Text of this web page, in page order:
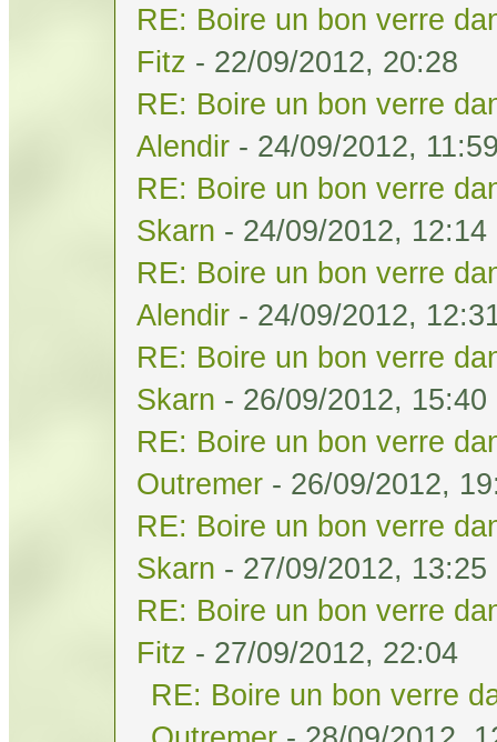
RE: Boire un bon verre
Fitz - 22/09/2012, 20:28
RE: Boire un bon verre
Alendir - 24/09/2012,
RE: Boire un bon verre
Skarn - 24/09/2012, 12:14
RE: Boire un bon verre
Alendir - 24/09/2012,
RE: Boire un bon verre
Skarn - 26/09/2012, 15:40
RE: Boire un bon verre
Outremer - 26/09/2012,
RE: Boire un bon verre
Skarn - 27/09/2012, 13:25
RE: Boire un bon verre
Fitz - 27/09/2012, 22:04
RE: Boire un bon verre